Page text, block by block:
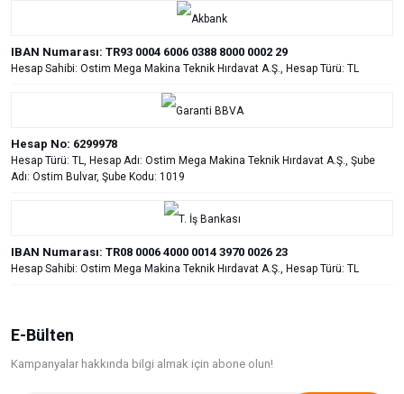
IBAN Numarası: TR93 0004 6006 0388 8000 0002 29
Hesap Sahibi: Ostim Mega Makina Teknik Hırdavat A.Ş., Hesap Türü: TL
Hesap No: 6299978
Hesap Türü: TL, Hesap Adı: Ostim Mega Makina Teknik Hırdavat A.Ş., Şube
Adı: Ostim Bulvar, Şube Kodu: 1019
IBAN Numarası: TR08 0006 4000 0014 3970 0026 23
Hesap Sahibi: Ostim Mega Makina Teknik Hırdavat A.Ş., Hesap Türü: TL
E-Bülten
Kampanyalar hakkında bilgi almak için abone olun!